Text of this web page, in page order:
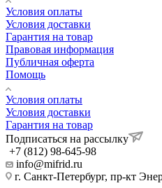
Условия оплаты
Условия доставки
Гарантия на товар
Правовая информация
Публичная оферта
Помощь
Условия оплаты
Условия доставки
Гарантия на товар
Подписаться на рассылку
+7 (812) 98-645-98
info@mifrid.ru
г. Санкт-Петербург, пр-кт